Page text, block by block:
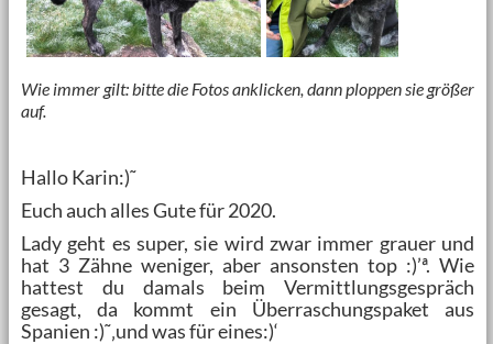
Wie immer gilt: bitte die Fotos anklicken, dann ploppen sie größer
auf.
Hallo Karin:)˜
Euch auch alles Gute für 2020.
Lady geht es super, sie wird zwar immer grauer und
hat 3 Zähne weniger, aber ansonsten top :)’ª. Wie
hattest du damals beim Vermittlungsgespräch
gesagt, da kommt ein Überraschungspaket aus
Spanien :)˜‚und was für eines:)‘